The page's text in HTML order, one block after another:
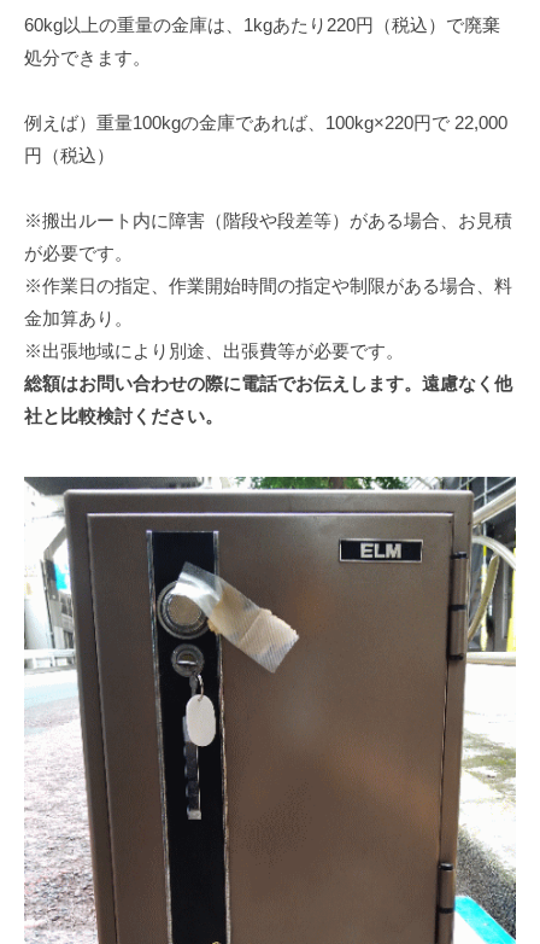
60kg以上の重量の金庫は、1kgあたり220円（税込）で廃棄
処分できます。
例えば）重量100kgの金庫であれば、100kg×220円で 22,000
円（税込）
※搬出ルート内に障害（階段や段差等）がある場合、お見積
が必要です。
※作業日の指定、作業開始時間の指定や制限がある場合、料
金加算あり。
※出張地域により別途、出張費等が必要です。
総額はお問い合わせの際に電話でお伝えします。遠慮なく他
社と比較検討ください。